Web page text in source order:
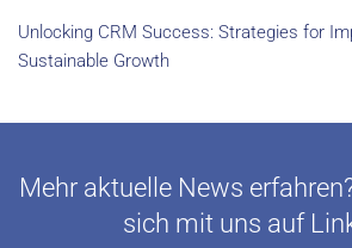
Unlocking CRM Success: Strategies for
Sustainable Growth
Mehr aktuelle News
sich mit uns auf